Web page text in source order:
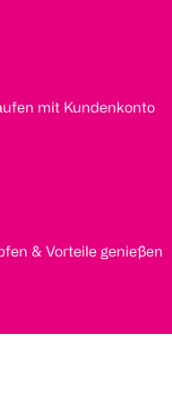
mit Kundenkonto
& Vorteile genießen